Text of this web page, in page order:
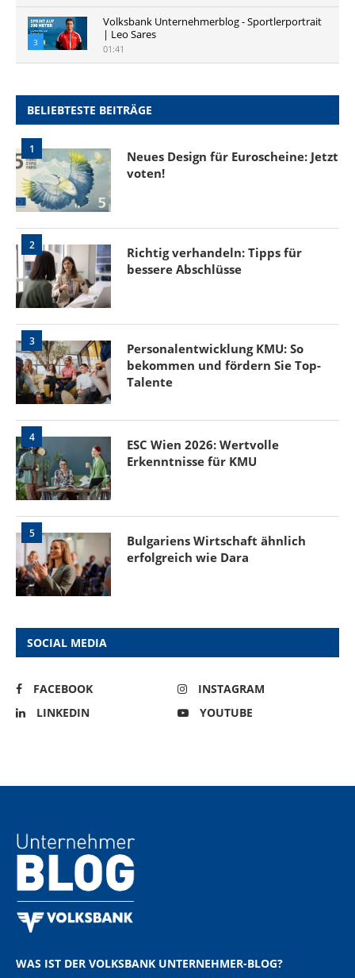
3
Volksbank Unternehmerblog - Sportlerportrait
| Leo Sares
01:41
BELIEBTESTE BEITRÄGE
1
Neues Design für Euroscheine: Jetzt
voten!
2
Richtig verhandeln: Tipps für
bessere Abschlüsse
3
Personalentwicklung KMU: So
bekommen und fördern Sie Top-
Talente
4
ESC Wien 2026: Wertvolle
Erkenntnisse für KMU
5
Bulgariens Wirtschaft ähnlich
erfolgreich wie Dara
SOCIAL MEDIA
FACEBOOK
INSTAGRAM
LINKEDIN
YOUTUBE
WAS IST DER VOLKSBANK UNTERNEHMER-BLOG?